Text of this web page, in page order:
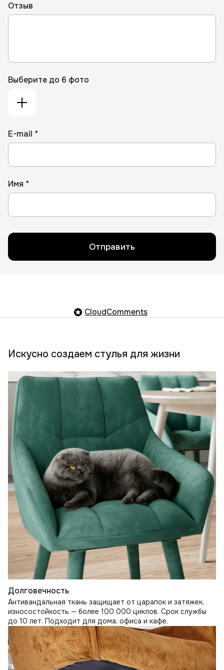
Отзыв
Выберите до 6 фото
E-mail *
Имя *
Отправить
CloudComments
Искусно создаем стулья для жизни
Долговечность
Антивандальная ткань защищает от царапок и затяжек,
износостойкость — более 100 000 циклов. Срок службы
до 10 лет. Подходит для дома, офиса и кафе.